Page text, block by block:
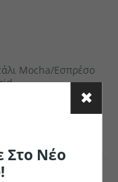
Mocha/Εσπρέσο
Στο Νέο